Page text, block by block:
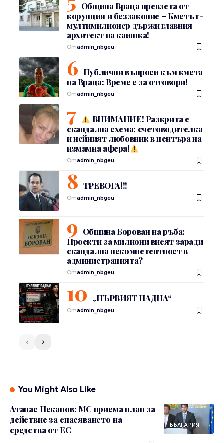
Община Враца превзета от
корупция и беззаконие – Кметът-
мултимилионер държи главния
архитект на каишка!
Отadmin_nbgeu
Публични въпроси към кмета
на Враца: Време е за отговори!
Отadmin_nbgeu
ВНИМАНИЕ! Разкрита е
скандална схема: счетоводителка
и нейният любовник в центъра на
измамна афера!
Отadmin_nbgeu
ТРЕВОГА!!!
Отadmin_nbgeu
Община Борован на ръба:
Проекти за милиони висят заради
скандална некомпетентност в
администрацията?
Отadmin_nbgeu
„ПЪРВИЯТ ПАДНА“
Отadmin_nbgeu
You Might Also Like
БЪЛГАРИЯ
Атанас Пеканов: МС приема план за
действие за спасяването на
средства от ЕС